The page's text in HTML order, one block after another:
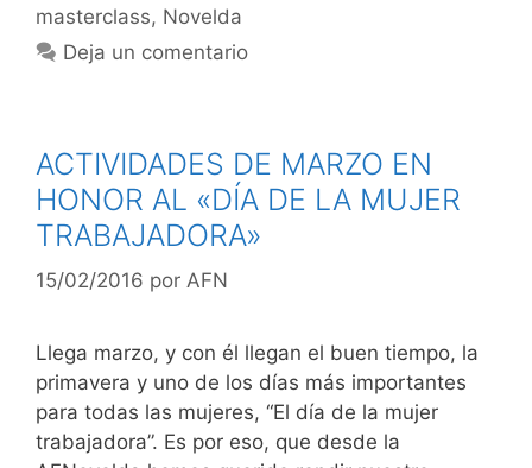
masterclass, Novelda
Deja un comentario
ACTIVIDADES DE MARZO EN
HONOR AL «DÍA DE LA MUJER
TRABAJADORA»
15/02/2016 por AFN
Llega marzo, y con él llegan el buen tiempo, la
primavera y uno de los días más importantes
para todas las mujeres, “El día de la mujer
trabajadora”. Es por eso, que desde la